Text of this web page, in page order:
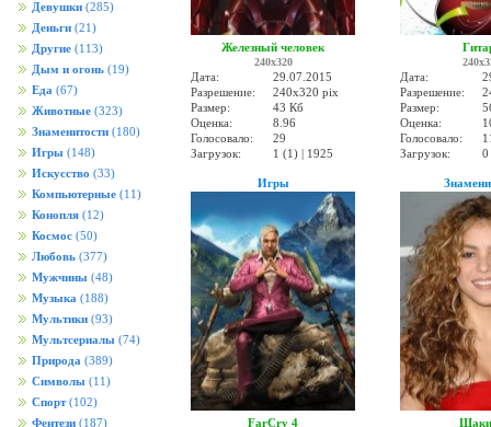
Девушки (285)
Деньги (21)
Другие (113)
Дым и огонь (19)
Еда (67)
Животные (323)
Знаменитости (180)
Игры (148)
Искусство (33)
Компьютерные (11)
Конопля (12)
Космос (50)
Любовь (377)
Мужчины (48)
Музыка (188)
Мультики (93)
Мультсериалы (74)
Природа (389)
Символы (11)
Спорт (102)
Фентези (187)
Железный человек
240x320
Дата:
29.07.2015
Разрешение:
240x320 pix
Размер:
43 Кб
Оценка:
8.96
Голосовало:
29
Загрузок:
1 (1) | 1925
Дата:
Разрешение:
Размер:
Оценка:
Голосовало:
Загрузок:
0
Игры
FarCry 4